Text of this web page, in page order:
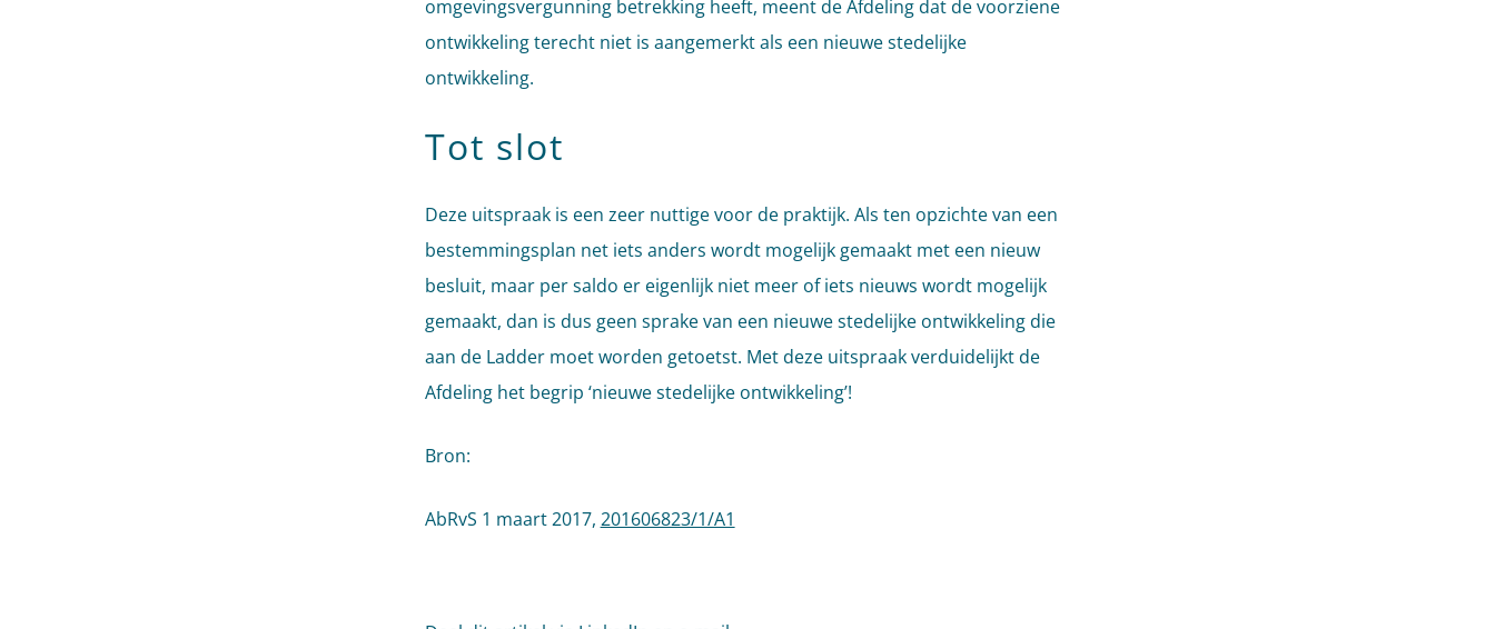
omgevingsvergunning betrekking heeft, meent de Afdeling dat de voorziene
ontwikkeling terecht niet is aangemerkt als een nieuwe stedelijke
ontwikkeling.
Tot slot
Deze uitspraak is een zeer nuttige voor de praktijk. Als ten opzichte van een
bestemmingsplan net iets anders wordt mogelijk gemaakt met een nieuw
besluit, maar per saldo er eigenlijk niet meer of iets nieuws wordt mogelijk
gemaakt, dan is dus geen sprake van een nieuwe stedelijke ontwikkeling die
aan de Ladder moet worden getoetst. Met deze uitspraak verduidelijkt de
Afdeling het begrip ‘nieuwe stedelijke ontwikkeling’!
Bron:
AbRvS 1 maart 2017, 201606823/1/A1